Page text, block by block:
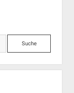
Suche